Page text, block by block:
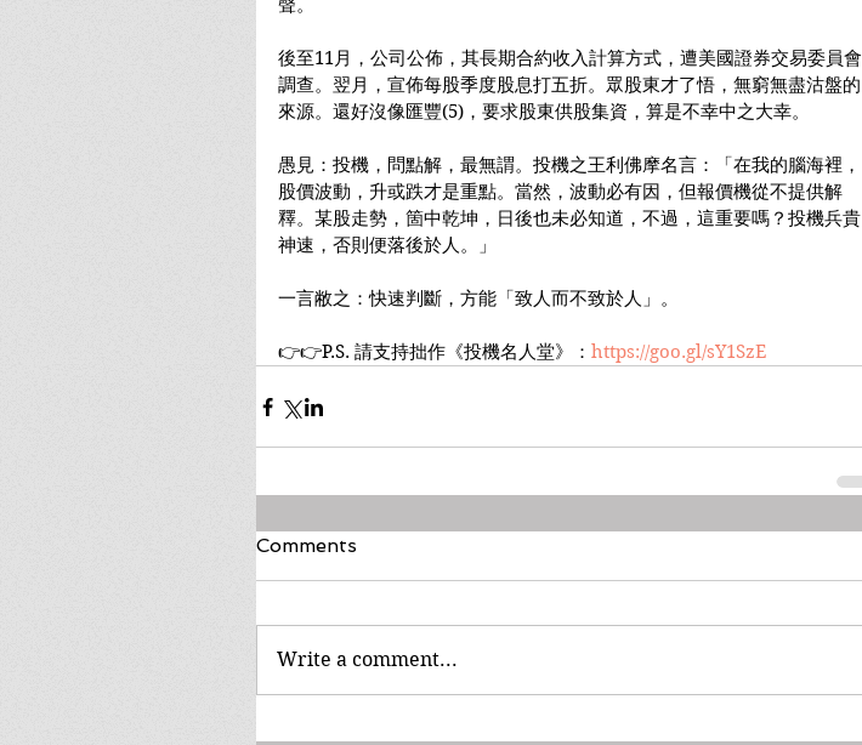
聲。
後至11月，公司公佈，其長期合約收入計算方式，遭美國證券交易委員會
調查。翌月，宣佈每股季度股息打五折。眾股東才了悟，無窮無盡沽盤的
來源。還好沒像匯豐(5)，要求股東供股集資，算是不幸中之大幸。
愚見：投機，問點解，最無謂。投機之王利佛摩名言：「在我的腦海裡，
股價波動，升或跌才是重點。當然，波動必有因，但報價機從不提供解
釋。某股走勢，箇中乾坤，日後也未必知道，不過，這重要嗎？投機兵貴
神速，否則便落後於人。」
一言敝之：快速判斷，方能「致人而不致於人」。
👉👉P.S. 請支持拙作《投機名人堂》： https://goo.gl/sY1SzE
Comments
Write a comment...